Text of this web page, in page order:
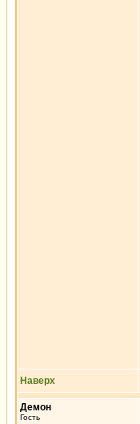
Наверх
Демон
Гость